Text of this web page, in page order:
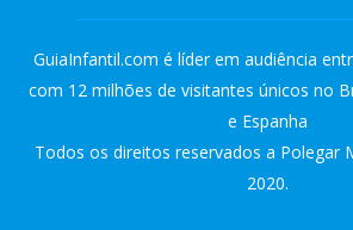
GuiaInfantil.com é líder em audiência
com 12 milhões de visitantes únicos no
e Espanha
Todos os direitos reservados a Polegar
2020.